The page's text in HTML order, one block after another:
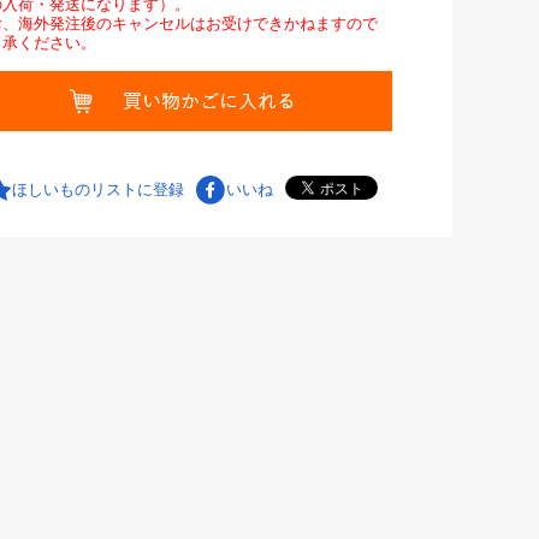
荷・発送になります）。
海外発注後のキャンセルはお受けできかねますので
ください。
ほしいものリストに登録 いいね